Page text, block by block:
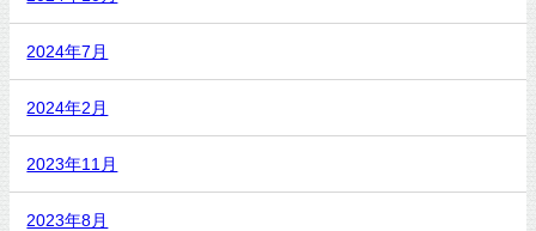
2024年7月
2024年2月
2023年11月
2023年8月